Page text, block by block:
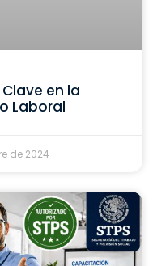
en la
Laboral
de 2024